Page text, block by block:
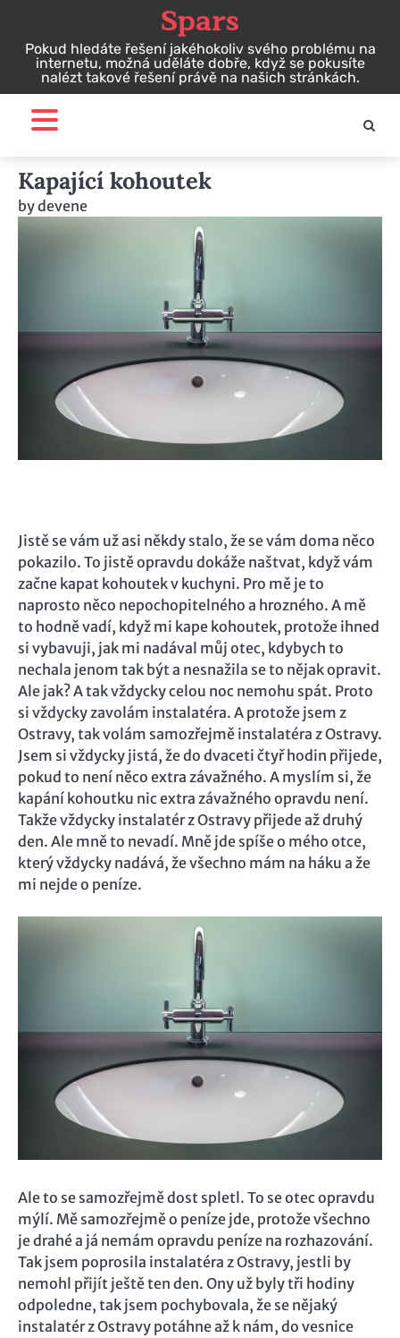
content
Spars
Pokud hledáte řešení jakéhokoliv svého problému na
internetu, možná uděláte dobře, když se pokusíte
nalézt takové řešení právě na našich stránkách.
Kapající kohoutek
bydevene
Jistě se vám už asi někdy stalo, že se vám doma něco
pokazilo. To jistě opravdu dokáže naštvat, když vám
začne kapat kohoutek v kuchyni. Pro mě je to
naprosto něco nepochopitelného a hrozného. A mě
to hodně vadí, když mi kape kohoutek, protože ihned
si vybavuji, jak mi nadával můj otec, kdybych to
nechala jenom tak být a nesnažila se to nějak opravit.
Ale jak? A tak vždycky celou noc nemohu spát. Proto
si vždycky zavolám instalatéra. A protože jsem z
Ostravy, tak volám samozřejmě instalatéra z Ostravy.
Jsem si vždycky jistá, že do dvaceti čtyř hodin přijede,
pokud to není něco extra závažného. A myslím si, že
kapání kohoutku nic extra závažného opravdu není.
Takže vždycky instalatér z Ostravy přijede až druhý
den. Ale mně to nevadí. Mně jde spíše o mého otce,
který vždycky nadává, že všechno mám na háku a že
mi nejde o peníze.
Ale to se samozřejmě dost spletl. To se otec opravdu
mýlí. Mě samozřejmě o peníze jde, protože všechno
je drahé a já nemám opravdu peníze na rozhazování.
Tak jsem poprosila instalatéra z Ostravy, jestli by
nemohl přijít ještě ten den. Ony už byly tři hodiny
odpoledne, tak jsem pochybovala, že se nějaký
instalatér z Ostravy potáhne až k nám, do vesnice